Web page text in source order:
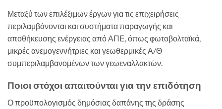
Μεταξύ των επιλέξιμων έργων για τις επιχειρήσεις
περιλαμβάνονται και συστήματα παραγωγής και
αποθήκευσης ενέργειας από ΑΠΕ, όπως φωτοβολταϊκά,
μικρές ανεμογεννήτριες και γεωθερμικές Α/Θ
συμπεριλαμβανομένων των γεωεναλλακτών.
Ποιοι στόχοι απαιτούνται για την επιδότηση
Ο προϋπολογισμός δημόσιας δαπάνης της δράσης